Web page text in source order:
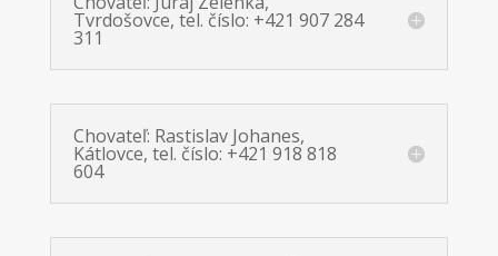
Tvrdošovce, tel. číslo: +421 907 284
311
Chovateľ: Rastislav Johanes,
Kátlovce, tel. číslo: +421 918 818
604